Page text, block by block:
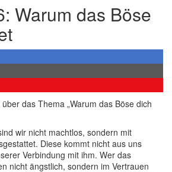
Warum das Böse
das Thema „Warum das Böse dich
wir nicht machtlos, sondern mit
Diese kommt nicht aus uns
Verbindung mit ihm. Wer das
nicht ängstlich, sondern im Vertrauen